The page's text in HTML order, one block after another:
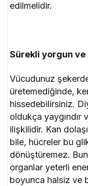
edilmelidir.
Sürekli yorgun
Vücudunuz
üretemediğinde,
hissedebilirsiniz.
oldukça yaygındır
ilişkilidir. Kan
bile, hücreler bu
dönüştüremez.
organlar yeterli
boyunca halsiz ve